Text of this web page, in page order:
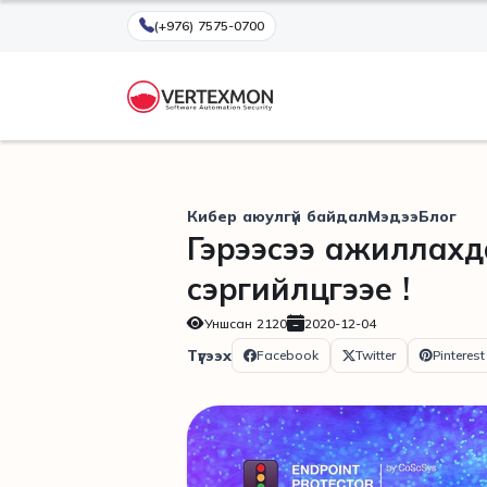
(+976) 7575-0700
Кибер аюулгүй байдалМэдээБлог
Гэрээсээ
сэргийлцгээе !
Уншсан 2120 2020-12-04
Түгээх Facebook Twitter Pinterest